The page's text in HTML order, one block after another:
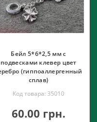
Бейл 5*6*2,5 мм с
подвесками клевер цвет
(гиппоаллергенный
сплав)
Код товара: 35010
60.00 грн.